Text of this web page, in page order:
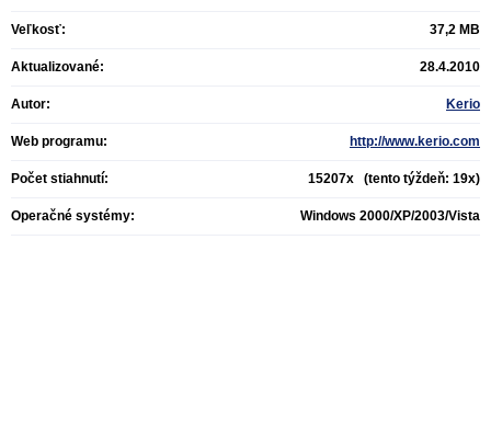
Veľkosť: 37,2 MB
Aktualizované: 28.4.2010
Autor: Kerio
Web programu: http://www.kerio.com
Počet stiahnutí: 15207x (tento týždeň: 19x)
Operačné systémy: Windows 2000/XP/2003/Vista